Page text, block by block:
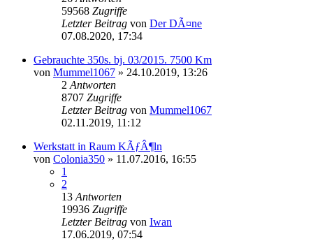
59568 Zugriffe
Letzter Beitrag von Der DÃ¤ne
07.08.2020, 17:34
Gebrauchte 350s. bj. 03/2015. 7500 Km
von Mummel1067 » 24.10.2019, 13:26
2 Antworten
8707 Zugriffe
Letzter Beitrag von Mummel1067
02.11.2019, 11:12
Werkstatt in Raum KÃƒÂ¶ln
von Colonia350 » 11.07.2016, 16:55
1
2
13 Antworten
19936 Zugriffe
Letzter Beitrag von Iwan
17.06.2019, 07:54